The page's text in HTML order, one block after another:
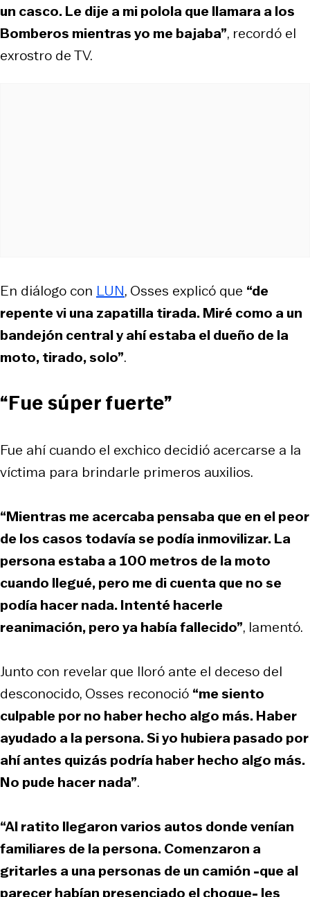
un casco. Le dije a mi polola que llamara a los
Bomberos mientras yo me bajaba”, recordó el
exrostro de TV.
En diálogo con LUN, Osses explicó que “de
repente vi una zapatilla tirada. Miré como a un
bandejón central y ahí estaba el dueño de la
moto, tirado, solo”.
“Fue súper fuerte”
Fue ahí cuando el exchico decidió acercarse a la
víctima para brindarle primeros auxilios.
“Mientras me acercaba pensaba que en el peor
de los casos todavía se podía inmovilizar. La
persona estaba a 100 metros de la moto
cuando llegué, pero me di cuenta que no se
podía hacer nada. Intenté hacerle
reanimación, pero ya había fallecido”, lamentó.
Junto con revelar que lloró ante el deceso del
desconocido, Osses reconoció “me siento
culpable por no haber hecho algo más. Haber
ayudado a la persona. Si yo hubiera pasado por
ahí antes quizás podría haber hecho algo más.
No pude hacer nada”.
“Al ratito llegaron varios autos donde venían
familiares de la persona. Comenzaron a
gritarles a una personas de un camión -que al
parecer habían presenciado el choque- les